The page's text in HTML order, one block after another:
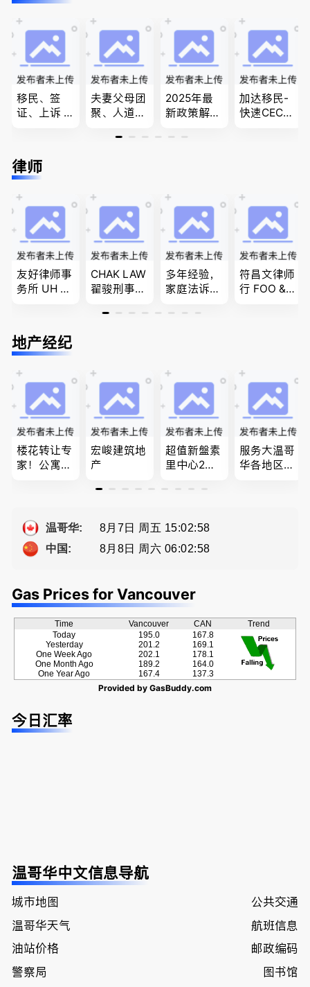
移民、签
证、上诉 --
进”的RCIC-
IRB持牌移
夫妻父母团
聚、人道移
和工签 移
移民签证
、翻译和海
牙认证
2025年最
新政策解
牌顾问为您
团聚，投资
移民以及各
类省提名和
技术移民
加达移民-
快速CEC&P
商业移民，
名校申请
律师
友好律师事
务所 UH LA
温哥华，公
司商业、收
姻家庭、遗
嘱遗产
CHAK LAW
翟骏刑事交
刑事辩护/
多年经验，
家庭法诉
户, 遗产认
语，列治文
陈卓律师事
务所 (ATA L
aw Corpor
ation)
符昌文律师
行 FOO & C
地产经纪
楼花转让专
家！公寓销
案！
宏峻建筑地
产
超值新盤素
里中心2房1
級公寓，So
-689-5519
服务大温哥
华各地区的
温哥华:
8月7日 周五 15:02:58
中国:
8月8日 周六 06:02:58
Gas Prices for Vancouver
Time Vancouver CAN
Trend
Today
Yesterday
One Week Ago
One Month Ago
One Year Ago
195.0
201.2
202.1
189.2
167.4
167.8
169.1
178.1
164.0
137.3
Provided by GasBuddy.com
今日汇率
温哥华中文信息导航
城市地图
公共交通
温哥华天气
航班信息
油站价格
邮政编码
警察局
图书馆